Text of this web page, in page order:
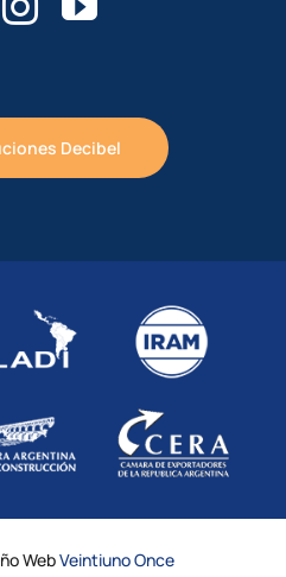
Decibel
WebVeintiuno Once